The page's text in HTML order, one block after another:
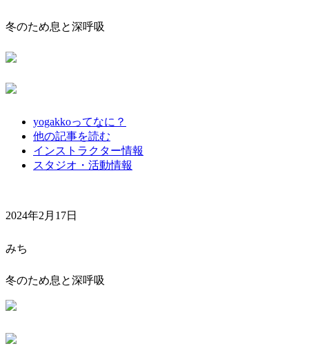
冬のため息と深呼吸
yogakkoってなに？
他の記事を読む
インストラクター情報
スタジオ・活動情報
2024年2月17日
みち
冬のため息と深呼吸